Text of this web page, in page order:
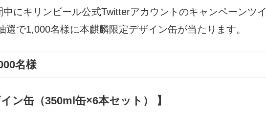
にキリンビール公式Twitterアカウントのキャンペーンツイ
選で1,000名様に本麒麟限定デザイン缶が当たります。
名様
ン缶（350ml缶×6本セット） 】